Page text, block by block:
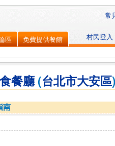
區 免費提供餐館 村民登入
常
餐廳 (台北市大安區)
南